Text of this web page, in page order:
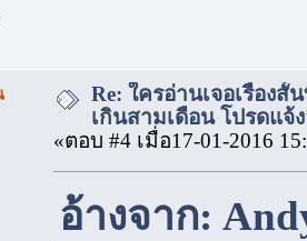
Re: ใครอ่านเจอเรื่อง
เกินสามเดือน โปรดแจ้
«ตอบ #4 เมื่อ17-01-2016
อ้างจาก: